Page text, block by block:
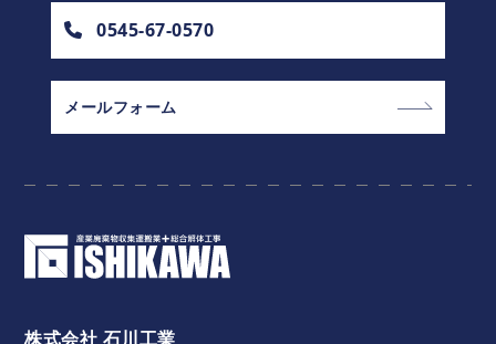
株式会社 石川工業
0545-67-0570
メールフォーム